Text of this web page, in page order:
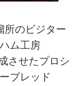
所のビジター
ム工房
させたプロシ
ブレッド